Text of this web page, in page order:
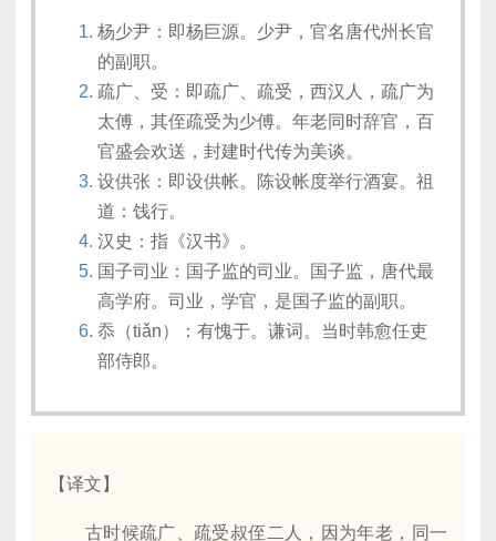
杨少尹：即杨巨源。少尹，官名唐代州长官
的副职。
疏广、受：即疏广、疏受，西汉人，疏广为
太傅，其侄疏受为少傅。年老同时辞官，百
官盛会欢送，封建时代传为美谈。
设供张：即设供帐。陈设帐度举行酒宴。祖
道：饯行。
汉史：指《汉书》。
国子司业：国子监的司业。国子监，唐代最
高学府。司业，学官，是国子监的副职。
忝（tiǎn）：有愧于。谦词。当时韩愈任吏
部侍郎。
【译文】
古时候疏广、疏受叔侄二人，因为年老，同一